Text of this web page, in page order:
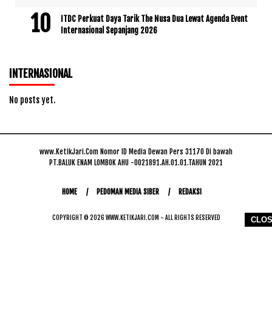
ITDC Perkuat Daya Tarik The Nusa Dua Lewat Agenda Event
Internasional Sepanjang 2026
INTERNASIONAL
No posts yet.
www.KetikJari.Com Nomor ID Media Dewan Pers 31170 Di bawah
PT.BALUK ENAM LOMBOK AHU -0021891.AH.01.01.TAHUN 2021
HOME PEDOMAN MEDIA SIBER REDAKSI
COPYRIGHT © 2026 WWW.KETIKJARI.COM - ALL RIGHTS RESERVED